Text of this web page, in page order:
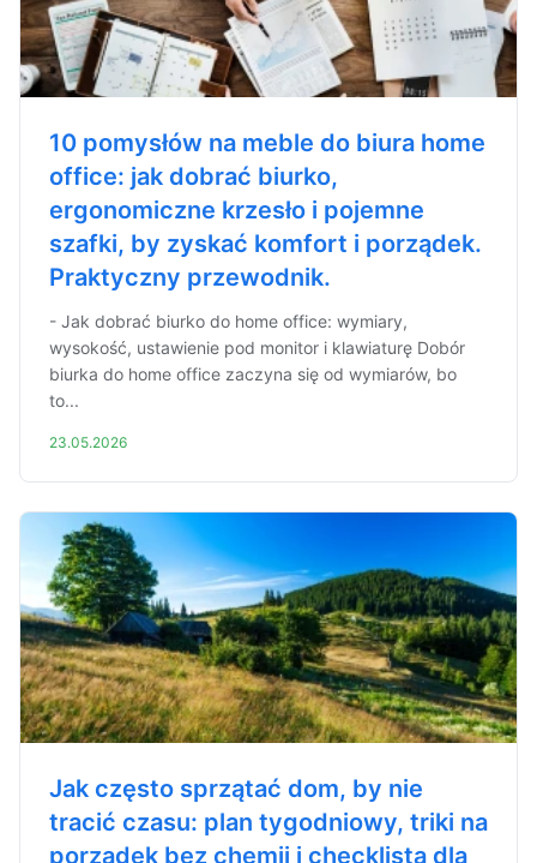
10 pomysłów na meble do biura home
office: jak dobrać biurko,
ergonomiczne krzesło i pojemne
szafki, by zyskać komfort i porządek.
Praktyczny przewodnik.
- Jak dobrać biurko do home office: wymiary,
wysokość, ustawienie pod monitor i klawiaturę Dobór
biurka do home office zaczyna się od wymiarów, bo
to...
23.05.2026
Jak często sprzątać dom, by nie
tracić czasu: plan tygodniowy, triki na
porządek bez chemii i checklista dla